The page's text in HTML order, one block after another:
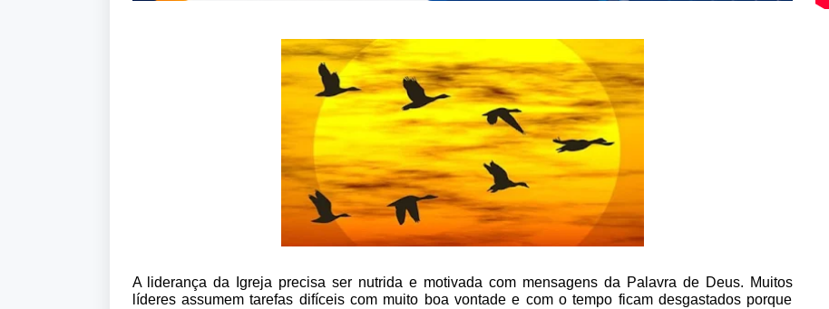
A liderança da Igreja precisa ser nutrida e motivada com mensagens da Palavra de Deus. Muitos
líderes assumem tarefas difíceis com muito boa vontade e com o tempo ficam desgastados porque